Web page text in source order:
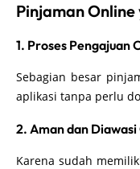
Pinjaman
1. Proses Pengajuan
Sebagian besar
aplikasi tanpa perlu
2. Aman dan Diawasi
Karena sudah